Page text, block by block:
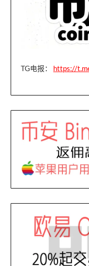
TG电报： https://